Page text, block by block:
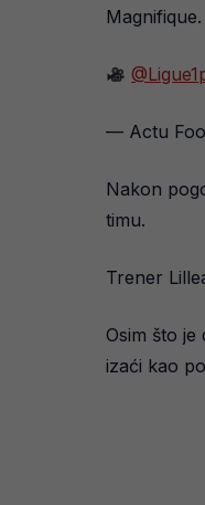
Magnifique.
@Ligue1
— Actu
Nakon
timu.
Trener
Osim što
izaći kao